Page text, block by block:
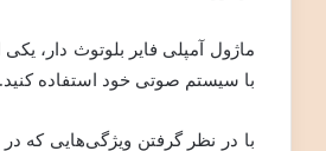
ماژول آمپلی فایر بلوتوث دار،
با سیستم صوتی خود استفاده کنید.
با در نظر گرفتن ویژگی‌هایی که در